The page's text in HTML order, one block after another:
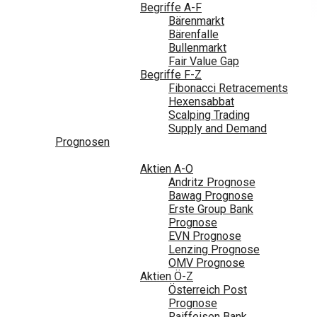
Begriffe A-F
Bärenmarkt
Bärenfalle
Bullenmarkt
Fair Value Gap
Begriffe F-Z
Fibonacci Retracements
Hexensabbat
Scalping Trading
Supply and Demand
Prognosen
Aktien A-O
Andritz Prognose
Bawag Prognose
Erste Group Bank
Prognose
EVN Prognose
Lenzing Prognose
OMV Prognose
Aktien Ö-Z
Österreich Post
Prognose